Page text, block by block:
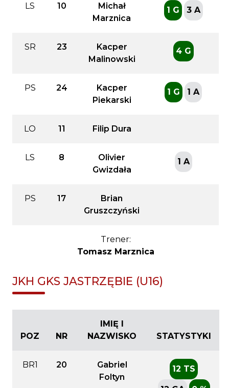
LS 10
Michał
Marznica
1 G 3 A
SR 23
Kacper
Malinowski
4 G
PS 24
Kacper
Piekarski
1 G 1 A
LO 11 Filip Dura
LS 8
Olivier
Gwizdała
1 A
PS 17
Brian
Gruszczyński
Trener:
Tomasz Marznica
JKH GKS JASTRZĘBIE (U16)
POZ NR
IMIĘ I
NAZWISKO
STATYSTYKI
BR1 20
Gabriel
Foltyn
12 TS